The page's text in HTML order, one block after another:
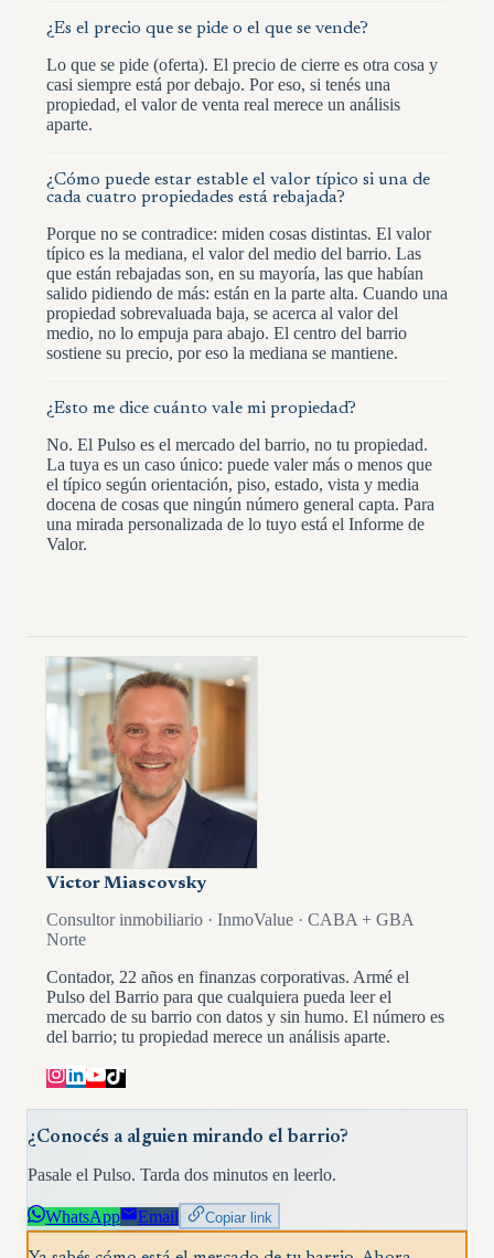
¿Es el precio que se pide o el que se vende?
Lo que se pide (oferta). El precio de cierre es otra cosa y
casi siempre está por debajo. Por eso, si tenés una
propiedad, el valor de venta real merece un análisis
aparte.
¿Cómo puede estar estable el valor típico si una de
cada cuatro propiedades está rebajada?
Porque no se contradice: miden cosas distintas. El valor
típico es la mediana, el valor del medio del barrio. Las
que están rebajadas son, en su mayoría, las que habían
salido pidiendo de más: están en la parte alta. Cuando una
propiedad sobrevaluada baja, se acerca al valor del
medio, no lo empuja para abajo. El centro del barrio
sostiene su precio, por eso la mediana se mantiene.
¿Esto me dice cuánto vale mi propiedad?
No. El Pulso es el mercado del barrio, no tu propiedad.
La tuya es un caso único: puede valer más o menos que
el típico según orientación, piso, estado, vista y media
docena de cosas que ningún número general capta. Para
una mirada personalizada de lo tuyo está el Informe de
Valor.
Victor Miascovsky
Consultor inmobiliario · InmoValue · CABA + GBA
Norte
Contador, 22 años en finanzas corporativas. Armé el
Pulso del Barrio para que cualquiera pueda leer el
mercado de su barrio con datos y sin humo. El número es
del barrio; tu propiedad merece un análisis aparte.
¿Conocés a alguien mirando el barrio?
Pasale el Pulso. Tarda dos minutos en leerlo.
WhatsApp Email Copiar link